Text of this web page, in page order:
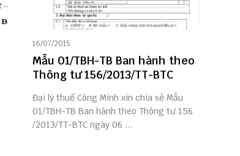
16/07/2015
Mẫu 01/TBH-TB Ban hành theo
Thông tư 156/2013/TT-BTC
Đại lý thuế Công Minh xin chia sẻ Mẫu
01/TBH-TB Ban hành theo Thông tư 156
/2013/TT-BTC ngày 06 ...